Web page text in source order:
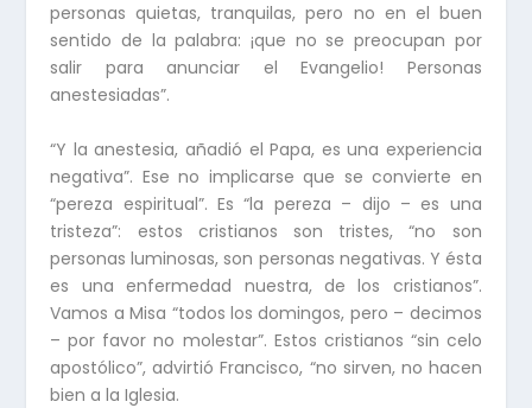
personas quietas, tranquilas, pero no en el buen
sentido de la palabra: ¡que no se preocupan por
salir para anunciar el Evangelio! Personas
anestesiadas”.
“Y la anestesia, añadió el Papa, es una experiencia
negativa”. Ese no implicarse que se convierte en
“pereza espiritual”. Es “la pereza – dijo – es una
tristeza”: estos cristianos son tristes, “no son
personas luminosas, son personas negativas. Y ésta
es una enfermedad nuestra, de los cristianos”.
Vamos a Misa “todos los domingos, pero – decimos
– por favor no molestar”. Estos cristianos “sin celo
apostólico”, advirtió Francisco, “no sirven, no hacen
bien a la Iglesia.